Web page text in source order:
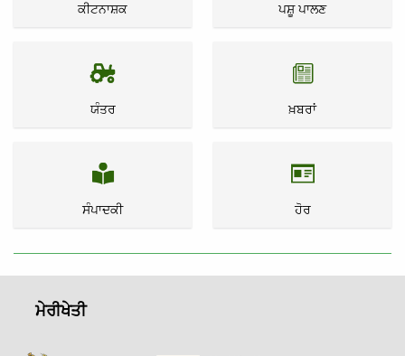
ਕੀਟਨਾਸ਼ਕ ਪਸ਼ੂ ਪਾਲਣ
ਯੰਤਰ ਖ਼ਬਰਾਂ
ਸੰਪਾਦਕੀ ਹੋਰ
ਮੇਰੀਖੇਤੀ